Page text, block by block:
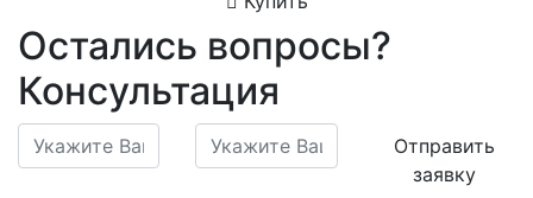
Остались вопросы?
Консультация
Отправить
заявку